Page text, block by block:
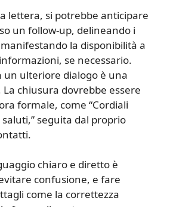
lettera, si potrebbe anticipare
un follow-up, delineando i
la disponibilità a
se necessario.
un ulteriore dialogo è una
chiusura dovrebbe essere
formale, come “Cordiali
saluti,” seguita dal proprio
chiaro e diretto è
confusione, e fare
come la correttezza